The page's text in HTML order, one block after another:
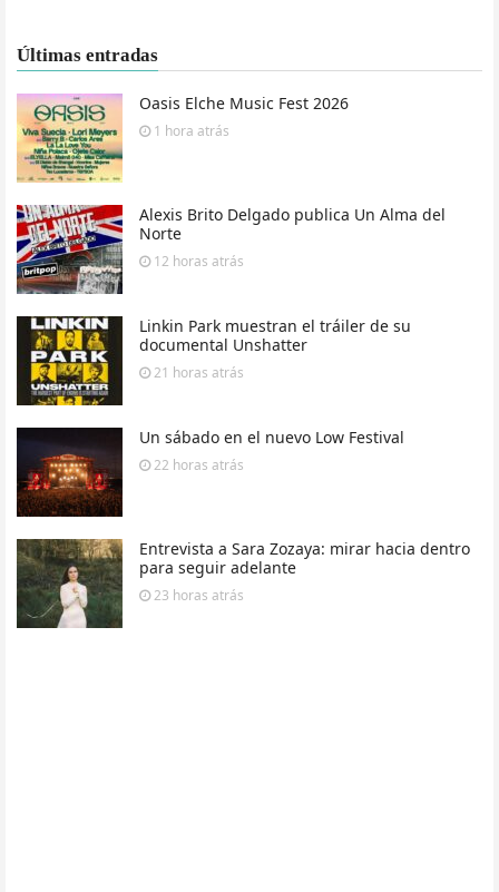
Últimas entradas
Oasis Elche Music Fest 2026
1 hora atrás
Alexis Brito Delgado publica Un Alma del
Norte
12 horas atrás
Linkin Park muestran el tráiler de su
documental Unshatter
21 horas atrás
Un sábado en el nuevo Low Festival
22 horas atrás
Entrevista a Sara Zozaya: mirar hacia dentro
para seguir adelante
23 horas atrás